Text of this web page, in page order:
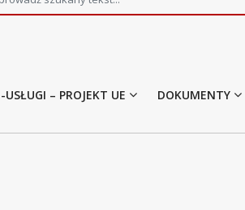
USŁUGI – PROJEKT UE DOKUMENTY